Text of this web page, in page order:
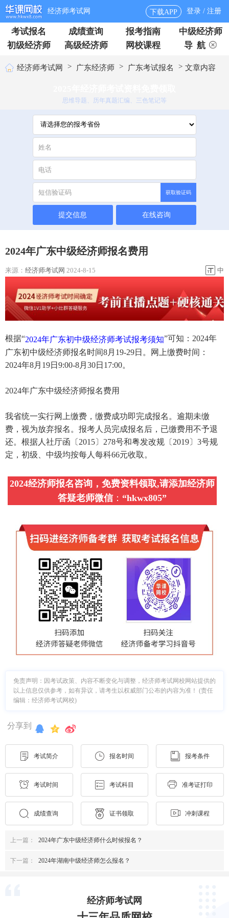
经济师考试网 下载APP 登录 / 注册
考试报名 成绩查询 报考指南
中级经济师
初级经济师
高级经济师 网校课程 导 航
经济师考试网 > 广东经济师 > 广东考试报名 > 文章内容
思维导题、历年真题汇编、三色笔记等
获取验证码
提交信息 在线咨询
2024年广东中级经济师报名费用
来源： 经济师考试网 2024-8-15 中
根据“2024年广东初中级经济师考试报考须知”可知：2024年
广东初中级经济师报名时间8月19-29日。网上缴费时间：
2024年8月19日9:00-8月30日17:00。
2024年广东中级经济师报名费用
我省统一实行网上缴费，缴费成功即完成报名。逾期未缴
费，视为放弃报名。报考人员完成报名后，已缴费用不予退
还。根据人社厅函〔2015〕278号和粤发改规〔2019〕3号规
定，初级、中级均按每人每科66元收取。
2024经济师报名咨询，免费资料领取,请添加经济师
答疑老师微信： “hkwx805”
免责声明：因考试政策、内容不断变化与调整，经济师考试网校网站提供的
以上信息仅供参考，如有异议，请考生以权威部门公布的内容为准！ (责任
编辑：经济师考试网校)
分享到
考试简介 报名时间 报考条件
考试时间 考试科目 准考证打印
成绩查询 证书领取 冲刺课程
上一篇： 2024年广东中级经济师什么时候报名？
下一篇： 2024年湖南中级经济师怎么报名？
经济师考试网